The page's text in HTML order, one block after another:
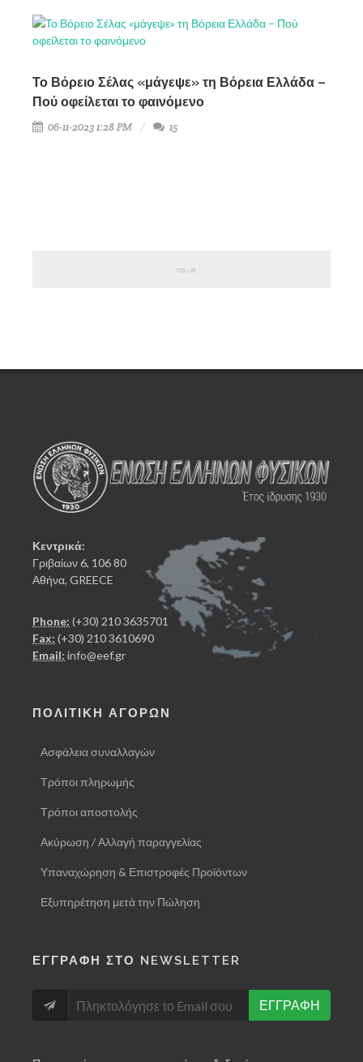
Το Βόρειο Σέλας «μάγεψε» τη Βόρεια Ελλάδα –
Πού οφείλεται το φαινόμενο
06-11-2023 1:28 PM 15
Κεντρικά:
Γριβαίων 6, 106 80
Αθήνα, GREECE
Phone: (+30) 210 3635701
Fax: (+30) 210 3610690
Email: info@eef.gr
ΠΟΛΙΤΙΚΗ ΑΓΟΡΩΝ
Ασφάλεια συναλλαγών
Τρόποι πληρωμής
Τρόποι αποστολής
Ακύρωση / Αλλαγή παραγγελίας
Υπαναχώρηση & Επιστροφές Προϊόντων
Εξυπηρέτηση μετά την Πώληση
ΕΓΓΡΑΦΗ ΣΤΟ NEWSLETTER
ΕΓΓΡΑΦΗ